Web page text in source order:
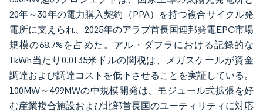
20年～30年の電力購入契約（PPA）を持つ複合サイクル発
電所に支えられ、2025年のアラブ首長国連邦発電EPC市場
規模の68.7%を占めた。アル・ダフラにおける記録的な
1kWh当たり0.0135米ドルの関税は、メガスケールが資金
調達および調達コストを低下させることを実証している。
100MW～499MWの中規模開発は、モジュール式拡張を好
む産業複合施設および北部首長国のユーティリティに対応